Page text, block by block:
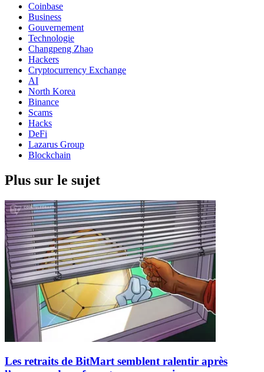
Coinbase
Business
Gouvernement
Technologie
Changpeng Zhao
Hackers
Cryptocurrency Exchange
AI
North Korea
Binance
Scams
Hacks
DeFi
Lazarus Group
Blockchain
Plus sur le sujet
Les retraits de BitMart semblent ralentir après